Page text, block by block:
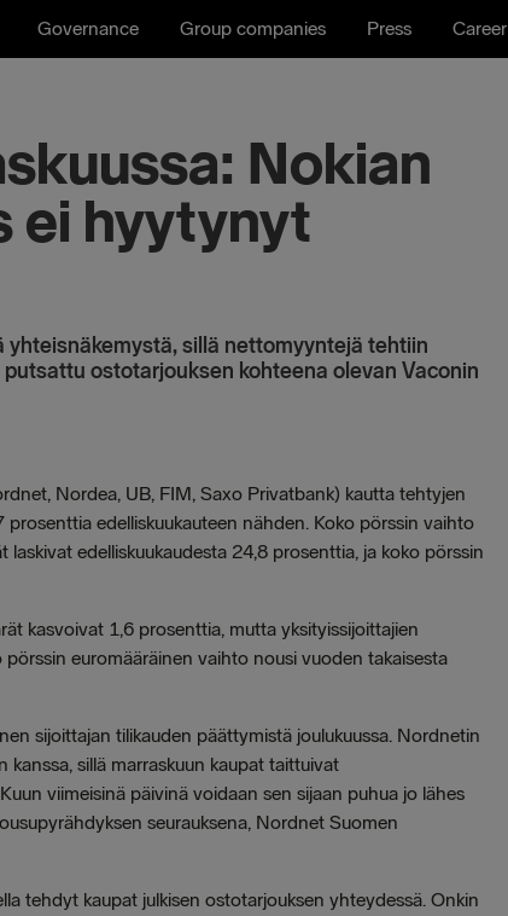
Governance Group companies Press Career
Nokian
ei hyytynyt
sillä nettomyyntejä tehtiin
ostotarjouksen kohteena olevan Vaconin
Nordea, UB, FIM, Saxo Privatbank) kautta tehtyjen
edelliskuukauteen nähden. Koko pörssin vaihto
edelliskuukaudesta 24,8 prosenttia, ja koko pörssin
kasvoivat 1,6 prosenttia, mutta yksityissijoittajien
euromääräinen vaihto nousi vuoden takaisesta
sijoittajan tilikauden päättymistä joulukuussa. Nordnetin
kanssa, sillä marraskuun kaupat taittuivat
viimeisinä päivinä voidaan sen sijaan puhua jo lähes
seurauksena, Nordnet Suomen
tehdyt kaupat julkisen ostotarjouksen yhteydessä. Onkin